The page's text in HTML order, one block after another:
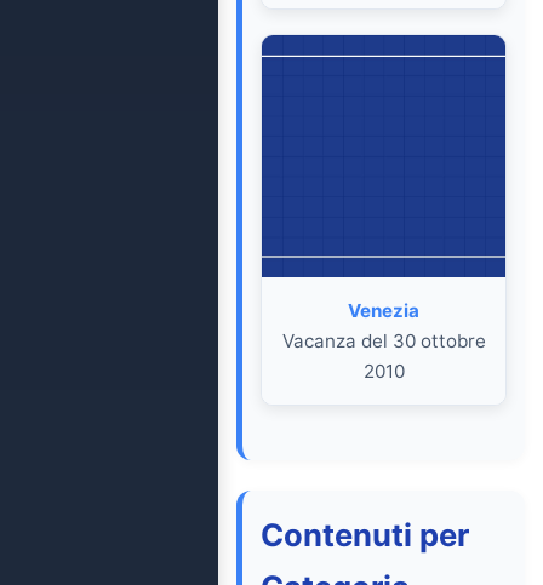
Venezia
Vacanza del 30 ottobre
2010
Contenuti per